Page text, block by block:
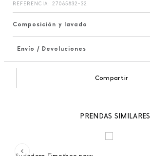
REFERENCIA : 27085832-32
Composición y lavado
Envío / Devoluciones
Compartir
PRENDAS SIMILARES